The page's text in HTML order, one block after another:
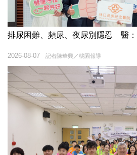
排尿困難、頻尿、夜尿別隱忍 醫
記者陳華興／桃園報導
2026-08-07